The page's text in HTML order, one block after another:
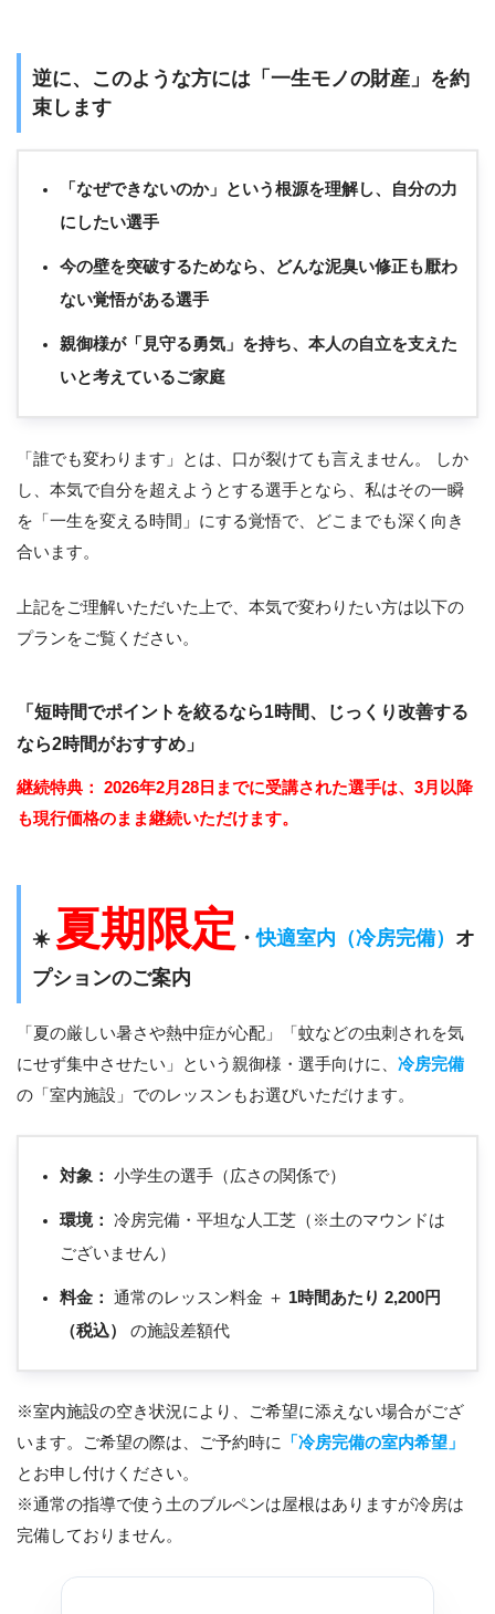
逆に、このような方には「一生モノの財産」を約
束します
「なぜできないのか」という根源を理解し、自分の力
にしたい選手
今の壁を突破するためなら、どんな泥臭い修正も厭わ
ない覚悟がある選手
親御様が「見守る勇気」を持ち、本人の自立を支えた
いと考えているご家庭
「誰でも変わります」とは、口が裂けても言えません。 しか
し、本気で自分を超えようとする選手となら、私はその一瞬
を「一生を変える時間」にする覚悟で、どこまでも深く向き
合います。
上記をご理解いただいた上で、本気で変わりたい方は以下の
プランをご覧ください。
「短時間でポイントを絞るなら1時間、じっくり改善する
なら2時間がおすすめ」
継続特典：
2026年2月28日までに受講された選手は、3月以降
も現行価格のまま継続いただけます。
☀️ 夏期限定 ・快適室内（冷房完備） オ
プションのご案内
「夏の厳しい暑さや熱中症が心配」「蚊などの虫刺されを気
にせず集中させたい」という親御様・選手向けに、 冷房完備
の「室内施設」でのレッスンもお選びいただけます。
対象： 小学生の選手（広さの関係で）
環境：
冷房完備・平坦な人工芝（※土のマウンドは
ございません）
料金： 通常のレッスン料金 ＋ 1時間あたり 2,200円
（税込）
の施設差額代
※室内施設の空き状況により、ご希望に添えない場合がござ
います。ご希望の際は、ご予約時に 「冷房完備の室内希望」
とお申し付けください。
※通常の指導で使う土のブルペンは屋根はありますが冷房は
完備しておりません。